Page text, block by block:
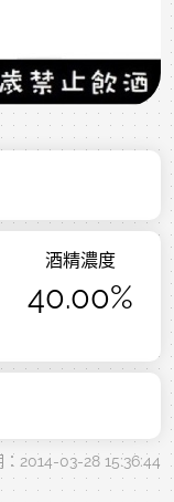
酒精濃度
40.00%
：2014-03-28 15:36:44